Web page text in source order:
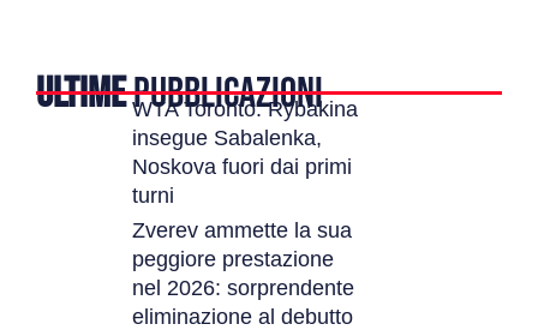
ULTIMEPUBBLICAZIONI
WTA Toronto: Rybakina
insegue Sabalenka,
Noskova fuori dai primi
turni
Zverev ammette la sua
peggiore prestazione
nel 2026: sorprendente
eliminazione al debutto